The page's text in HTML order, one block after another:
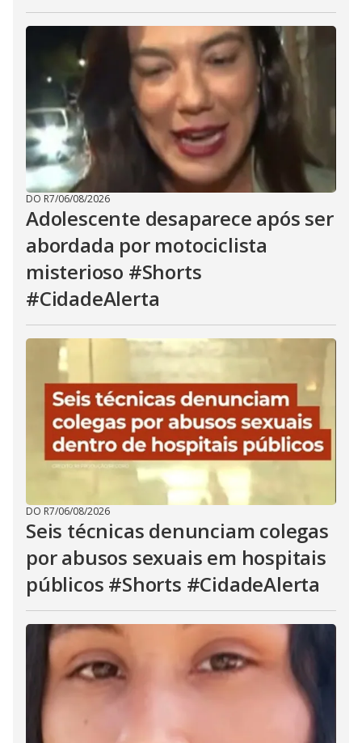
DO R7/06/08/2026
Adolescente desaparece após ser
abordada por motociclista
misterioso #Shorts
#CidadeAlerta
DO R7/06/08/2026
Seis técnicas denunciam colegas
por abusos sexuais em hospitais
públicos #Shorts #CidadeAlerta